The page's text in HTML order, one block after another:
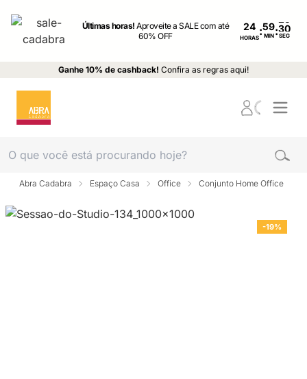
Últimas horas!Aproveite a SALE com até
60% OFF
24
HORAS: MIN : SEG
Ganhe 10% de cashback! Confira as regras aqui!
Abra Cadabra Espaço Casa Office Conjunto Home Office
-19%